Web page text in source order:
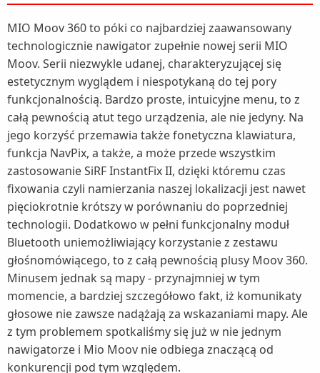
MIO Moov 360 to póki co najbardziej zaawansowany
technologicznie nawigator zupełnie nowej serii MIO
Moov. Serii niezwykle udanej, charakteryzującej się
estetycznym wyglądem i niespotykaną do tej pory
funkcjonalnością. Bardzo proste, intuicyjne menu, to z
całą pewnością atut tego urządzenia, ale nie jedyny. Na
jego korzyść przemawia także fonetyczna klawiatura,
funkcja NavPix, a także, a może przede wszystkim
zastosowanie SiRF InstantFix II, dzięki któremu czas
fixowania czyli namierzania naszej lokalizacji jest nawet
pięciokrotnie krótszy w porównaniu do poprzedniej
technologii. Dodatkowo w pełni funkcjonalny moduł
Bluetooth uniemożliwiający korzystanie z zestawu
głośnomówiącego, to z całą pewnością plusy Moov 360.
Minusem jednak są mapy - przynajmniej w tym
momencie, a bardziej szczegółowo fakt, iż komunikaty
głosowe nie zawsze nadążają za wskazaniami mapy. Ale
z tym problemem spotkaliśmy się już w nie jednym
nawigatorze i Mio Moov nie odbiega znaczącą od
konkurencji pod tym względem.